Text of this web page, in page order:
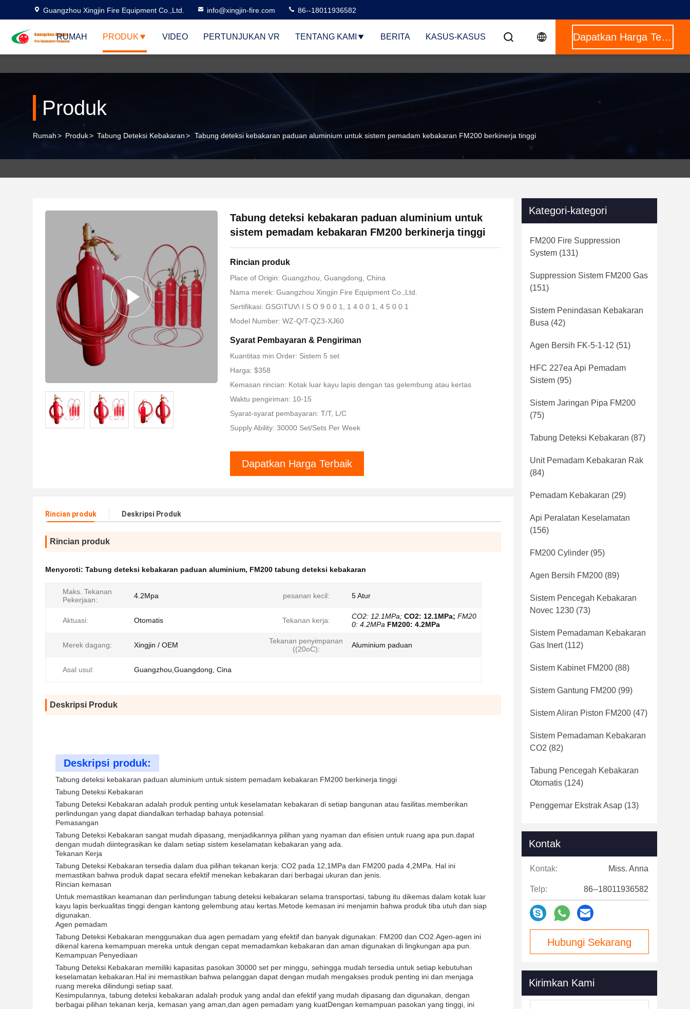
Guangzhou Xingjin Fire Equipment Co.,Ltd. info@xingjin-fire.com 86--18011936582
RUMAH PRODUK VIDEO PERTUNJUKAN VR TENTANG KAMI BERITA KASUS-KASUS Dapatkan Harga Terbaik
Produk
Rumah> Produk> Tabung Deteksi Kebakaran> Tabung deteksi kebakaran paduan aluminium untuk sistem pemadam kebakaran FM200 berkinerja tinggi
Tabung deteksi kebakaran paduan aluminium untuk
sistem pemadam kebakaran FM200 berkinerja tinggi
Rincian produk
Place of Origin: Guangzhou, Guangdong, China
Nama merek: Guangzhou Xingjin Fire Equipment Co.,Ltd.
Sertifikasi: GSG\TUV\ I S O 9 0 0 1, 1 4 0 0 1, 4 5 0 0 1
Model Number: WZ-Q/T-QZ3-XJ60
Syarat Pembayaran & Pengiriman
Kuantitas min Order: Sistem 5 set
Harga: $358
Kemasan rincian: Kotak luar kayu lapis dengan tas gelembung atau kertas
Waktu pengiriman: 10-15
Syarat-syarat pembayaran: T/T, L/C
Supply Ability: 30000 Set/Sets Per Week
Dapatkan Harga Terbaik
Rincian produk Deskripsi Produk
Rincian produk
Menyoroti: Tabung deteksi kebakaran paduan aluminium, FM200 tabung deteksi kebakaran
Maks. Tekanan
Pekerjaan:
4.2Mpa pesanan kecil: 5 Atur
Aktuasi: Otomatis Tekanan kerja: CO2: 12.1MPa; CO2: 12.1MPa; FM20
0: 4.2MPa FM200: 4.2MPa
Merek dagang: Xingjin / OEM
Tekanan penyimpanan
((20oC):
Aluminium paduan
Asal usul: Guangzhou,Guangdong, Cina
Deskripsi Produk
Deskripsi produk:
Tabung deteksi kebakaran paduan aluminium untuk sistem pemadam kebakaran FM200 berkinerja tinggi
Tabung Deteksi Kebakaran
Tabung Deteksi Kebakaran adalah produk penting untuk keselamatan kebakaran di setiap bangunan atau fasilitas.memberikan
perlindungan yang dapat diandalkan terhadap bahaya potensial.
Pemasangan
Tabung Deteksi Kebakaran sangat mudah dipasang, menjadikannya pilihan yang nyaman dan efisien untuk ruang apa pun.dapat
dengan mudah diintegrasikan ke dalam setiap sistem keselamatan kebakaran yang ada.
Tekanan Kerja
Tabung Deteksi Kebakaran tersedia dalam dua pilihan tekanan kerja: CO2 pada 12,1MPa dan FM200 pada 4,2MPa. Hal ini
memastikan bahwa produk dapat secara efektif menekan kebakaran dari berbagai ukuran dan jenis.
Rincian kemasan
Untuk memastikan keamanan dan perlindungan tabung deteksi kebakaran selama transportasi, tabung itu dikemas dalam kotak luar
kayu lapis berkualitas tinggi dengan kantong gelembung atau kertas.Metode kemasan ini menjamin bahwa produk tiba utuh dan siap
digunakan.
Agen pemadam
Tabung Deteksi Kebakaran menggunakan dua agen pemadam yang efektif dan banyak digunakan: FM200 dan CO2.Agen-agen ini
dikenal karena kemampuan mereka untuk dengan cepat memadamkan kebakaran dan aman digunakan di lingkungan apa pun.
Kemampuan Penyediaan
Tabung Deteksi Kebakaran memiliki kapasitas pasokan 30000 set per minggu, sehingga mudah tersedia untuk setiap kebutuhan
keselamatan kebakaran.Hal ini memastikan bahwa pelanggan dapat dengan mudah mengakses produk penting ini dan menjaga
ruang mereka dilindungi setiap saat.
Kesimpulannya, tabung deteksi kebakaran adalah produk yang andal dan efektif yang mudah dipasang dan digunakan, dengan
berbagai pilihan tekanan kerja, kemasan yang aman,dan agen pemadam yang kuatDengan kemampuan pasokan yang tinggi, ini
Kategori-kategori
FM200 Fire Suppression
System (131)
Suppression Sistem FM200 Gas
(151)
Sistem Penindasan Kebakaran
Busa (42)
Agen Bersih FK-5-1-12 (51)
HFC 227ea Api Pemadam
Sistem (95)
Sistem Jaringan Pipa FM200
(75)
Tabung Deteksi Kebakaran (87)
Unit Pemadam Kebakaran Rak
(84)
Pemadam Kebakaran (29)
Api Peralatan Keselamatan
(156)
FM200 Cylinder (95)
Agen Bersih FM200 (89)
Sistem Pencegah Kebakaran
Novec 1230 (73)
Sistem Pemadaman Kebakaran
Gas Inert(112)
Sistem Kabinet FM200 (88)
Sistem Gantung FM200 (99)
Sistem Aliran Piston FM200 (47)
Sistem Pemadaman Kebakaran
CO2 (82)
Tabung Pencegah Kebakaran
Otomatis (124)
Penggemar Ekstrak Asap (13)
Kontak
Kontak: Miss. Anna
Telp: 86--18011936582
Hubungi Sekarang
Kirimkan Kami